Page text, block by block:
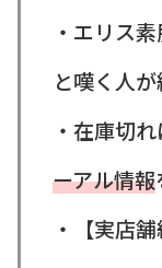
・エリス
と嘆く人
・在庫切
ーアル情報
・【実店